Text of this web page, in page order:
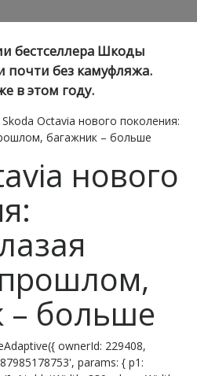
бестселлера Шкоды
почти без камуфляжа.
в этом году.
Skoda Octavia нового поколения:
багажник – больше
нового
– больше
ownerId: 229408,
params: { p1: